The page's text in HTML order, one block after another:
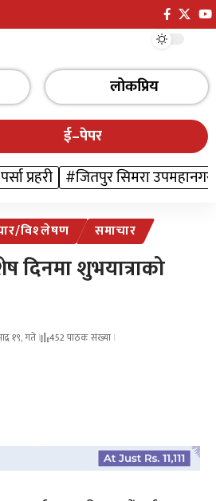
लोकप्रिय
ई–पेपर
प्रहरी #जितपुर सिमरा
विश्‍लेषण समाचार
दिनमा शुभयात्राको
१९, गते 452 पाठक संख्या